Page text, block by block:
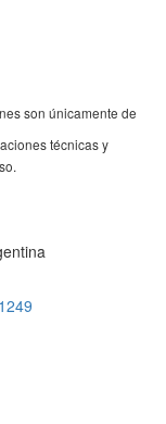
son únicamente de
técnicas y